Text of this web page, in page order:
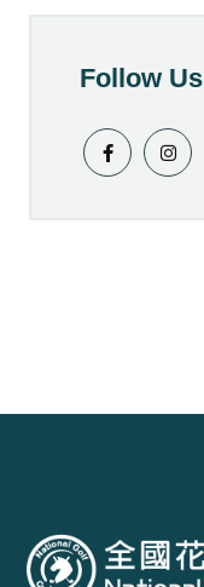
Follow Us